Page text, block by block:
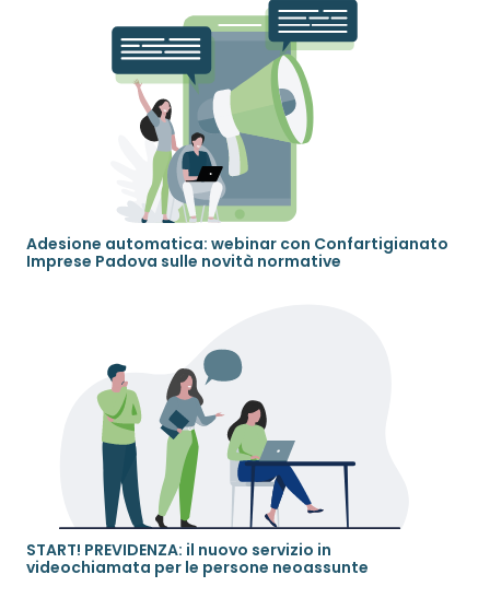
Adesione automatica: webinar con Confartigianato
Imprese Padova sulle novità normative
START! PREVIDENZA: il nuovo servizio in
videochiamata per le persone neoassunte